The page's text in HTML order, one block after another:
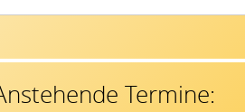
Termine: